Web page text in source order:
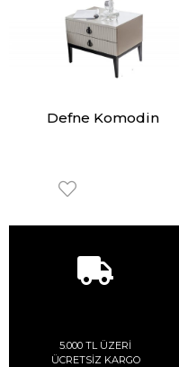
Defne Komodin
5.000 TL ÜZERİ
ÜCRETSİZ KARGO